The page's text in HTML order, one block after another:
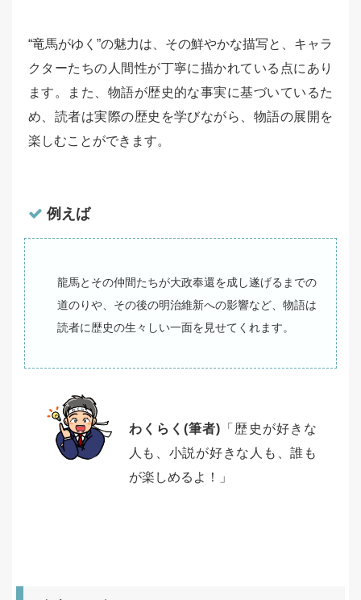
“竜馬がゆく”の魅力は、その鮮やかな描写と、キャラ
クターたちの人間性が丁寧に描かれている点にあり
ます。また、物語が歴史的な事実に基づいているた
め、読者は実際の歴史を学びながら、物語の展開を
楽しむことができます。
例えば
龍馬とその仲間たちが大政奉還を成し遂げるまでの
道のりや、その後の明治維新への影響など、物語は
読者に歴史の生々しい一面を見せてくれます。
わくらく(筆者) 「歴史が好きな
人も、小説が好きな人も、誰も
が楽しめるよ！」